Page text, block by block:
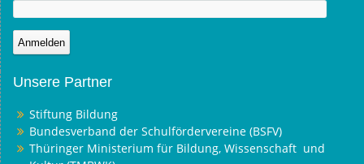
Unsere Partner
Stiftung Bildung
Bundesverband der Schulfördervereine (BSFV)
Thüringer Ministerium für Bildung, Wissenschaft und